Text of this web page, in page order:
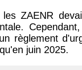
ZAENR
règlement
juin 2025.